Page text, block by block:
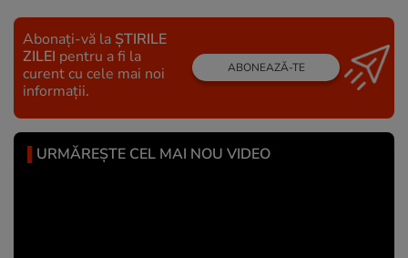
Abonați-vă la ȘTIRILE
ZILEI pentru a fi la
curent cu cele mai noi
informații.
ABONEAZĂ-TE
URMĂREȘTE CEL MAI NOU VIDEO